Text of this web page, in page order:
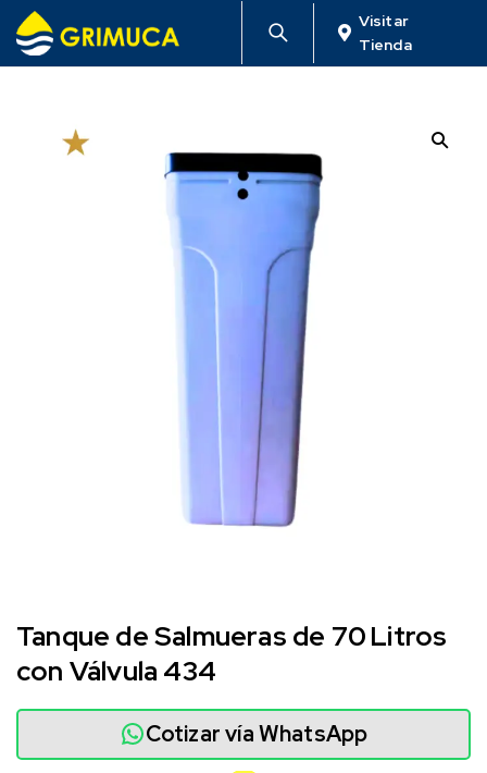
Visitar
Tienda
Tanque de Salmueras de 70 Litros
con Válvula 434
Cotizar vía WhatsApp